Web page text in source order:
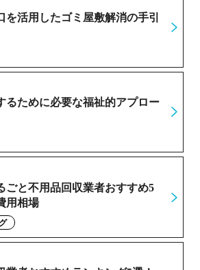
を活用したゴミ屋敷解消の手引
るために必要な福祉的アプロー
ごと不用品回収業者おすすめ5
用相場